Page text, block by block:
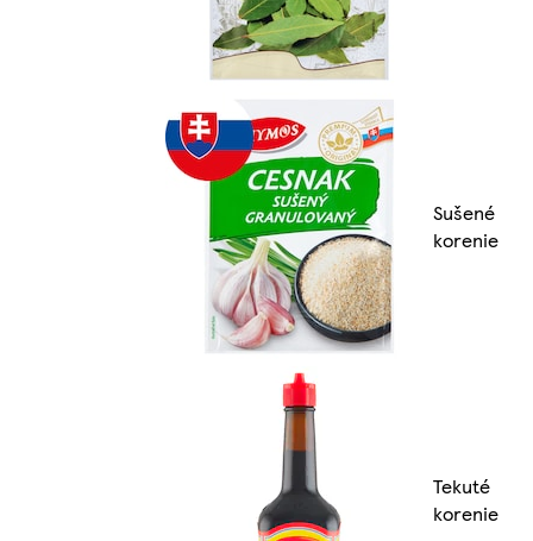
Sušené
korenie
Tekuté
korenie